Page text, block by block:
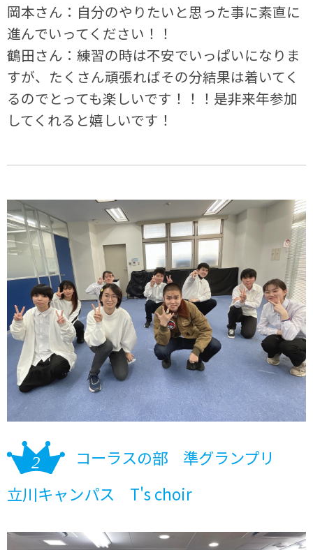
岡本さん：自分のやりたいと思った事に素直に
進んでいってください！！
鶴田さん：練習の時は不安でいっぱいになりま
すが、たくさん頑張ればその分結果は着いてく
るのでとっても楽しいです！！！是非来年参加
してくれると嬉しいです！
コーラスの部 準グランプリ
立川キャンパス T's choir